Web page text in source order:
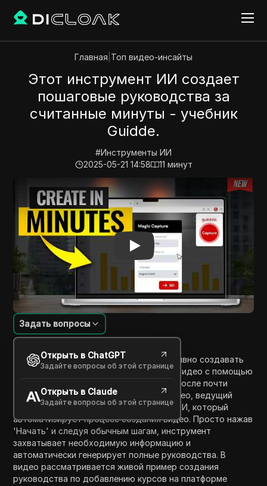
Главная Топ видео-инсайты
Этот инструмент ИИ создает
пошаговые руководства за
считанные минуты - учебник
Guidde.
#Инструменты ИИ
2025-05-21 14:58
11 минут
Play Video: Этот инструмент ИИ создает
Введение в содержание
Задать вопросы
Открыть в ChatGPT
Задайте вопросы об этой странице
Открыть в Claude
Задайте вопросы об этой странице
Этот видеоурок исследует, как эффективно создавать
пошаговые руководства и обучающие видео с помощью
инструмента ИИ под названием Guide. После почти
восьми лет опыта в создании таких видео, ведущий
представляет подход, основанный на ИИ, который
автоматизирует процесс создания видео. Просто нажав
'Начать' и следуя обычным шагам, инструмент
захватывает необходимую информацию и
автоматически генерирует полные руководства. В
видео рассматривается живой пример создания
руководства по добавлению курсов на платформе